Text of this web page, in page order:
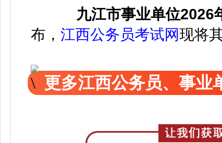
九江市事业单位2026
布， 江西公务员考试网现将
更多江西公务员、事业